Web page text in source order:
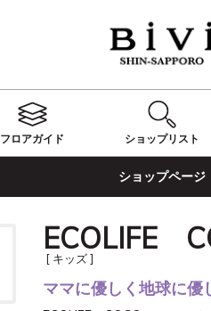
フロアガイド ショップリスト
ショップページ
ECOLIFE
[ キッズ ]
ママに優しく地球に優